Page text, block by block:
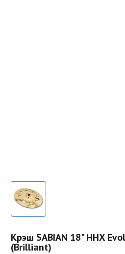
Крэш SABIAN 18" HHX
(Brilliant)